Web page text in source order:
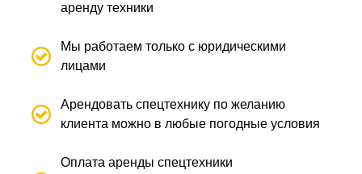
аренду техники
Мы работаем только с юридическими
лицами
Арендовать спецтехнику по желанию
клиента можно в любые погодные условия
Оплата аренды спецтехники